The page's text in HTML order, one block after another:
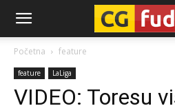
CG-
Fudbal
Početna feature
feature LaLiga
VIDEO: Toresu